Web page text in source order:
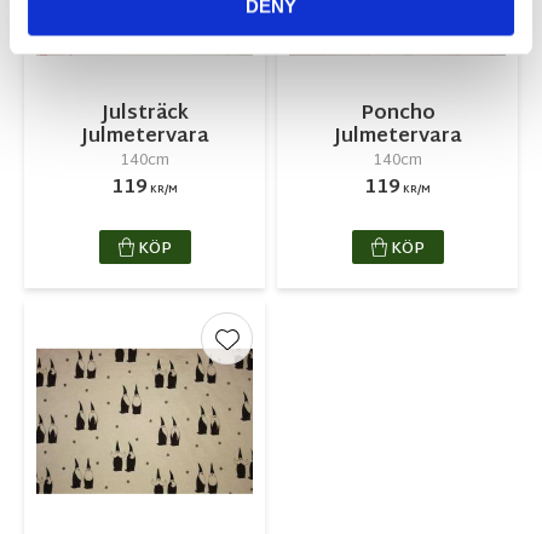
DENY
Julsträck
Julmetervara
140cm
119 KR/M
KÖP
Poncho
Julmetervara
140cm
119 KR/M
KÖP
Lägg till i favoriter